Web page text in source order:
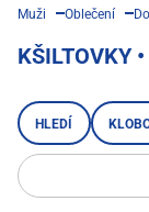
Muži Oblečení
KŠILTOVKY
HLEDÍ